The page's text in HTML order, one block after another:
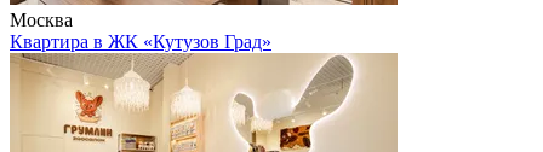
Москва
Квартира в ЖК «Кутузов Град»